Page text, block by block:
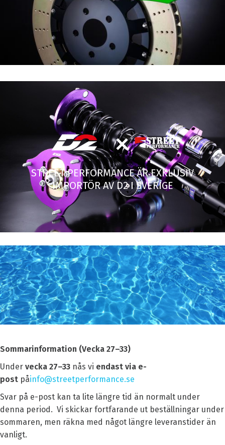
STREET PERFORMANCE ÄR EXKLUSIV
IMPORTÖR AV D2 I SVERIGE
Sommarinformation (Vecka 27–33)
Under vecka 27–33 nås vi endast via e-
post påinfo@streetperformance.se
Svar på e-post kan ta lite längre tid än normalt under
denna period. Vi skickar fortfarande ut beställningar under
sommaren, men räkna med något längre leveranstider än
vanligt.